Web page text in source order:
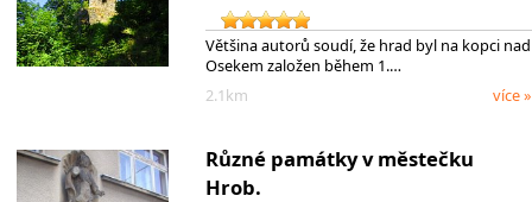
Většina autorů soudí, že hrad byl na kopci nad
Osekem založen během 1.…
2.1km
více »
Různé památky v městečku
Hrob.